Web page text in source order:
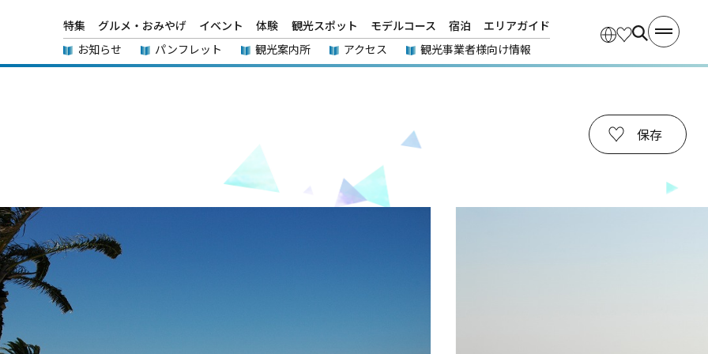
特集 グルメ・おみやげ イベント 体験 観光スポット モデルコース 宿泊
エリアガイド
お知らせ
パンフレット 観光案内所 アクセス 観光事業者様向け情報
保存